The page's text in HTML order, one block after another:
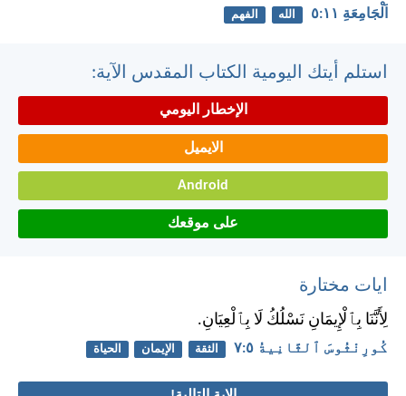
اَلْجَامِعَةِ ١١:‏٥ الله الفهم
استلم أيتك اليومية الكتاب المقدس الآية:
الإخطار اليومي
الايميل
Android
على موقعك
ايات مختارة
لِأَنَّنَا بِٱلْإِيمَانِ نَسْلُكُ لَا بِٱلْعِيَانِ.
كُورِنْثُوسَ ٱلثَّانِيةُ ٥:‏٧ الثقة الإيمان الحياة